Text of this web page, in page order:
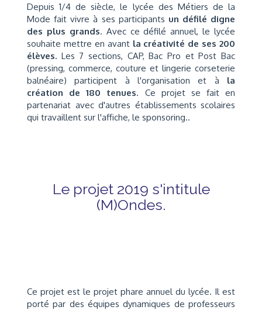
Depuis 1/4 de siècle, le lycée des Métiers de la
Mode fait vivre à ses participants un défilé digne
des plus grands. Avec ce défilé annuel, le lycée
souhaite mettre en avant la créativité de ses 200
élèves. Les 7 sections, CAP, Bac Pro et Post Bac
(pressing, commerce, couture et lingerie corseterie
balnéaire) participent à l'organisation et à la
création de 180 tenues. Ce projet se fait en
partenariat avec d'autres établissements scolaires
qui travaillent sur l'affiche, le sponsoring..
Le projet 2019 s'intitule
(M)Ondes.
Ce projet est le projet phare annuel du lycée. Il est
porté par des équipes dynamiques de professeurs